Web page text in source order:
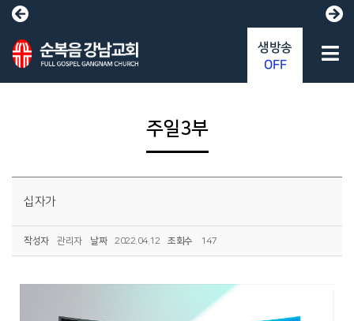
주일3부
십자가
작성자 관리자 날짜 2022.04.12 조회수 147
생방송
OFF